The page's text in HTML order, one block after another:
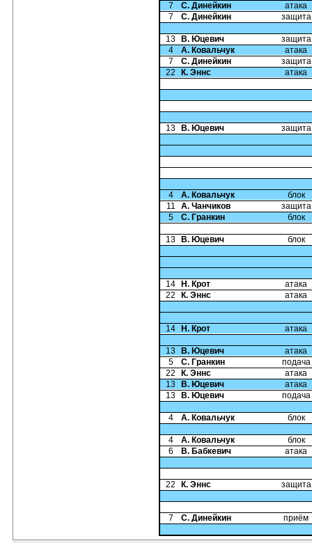
7 С. Динейкин
атака
7
С. Динейкин защита
13 В. Юцевич
защита
4
А. Ковальчук
атака
7
С. Динейкин
защита
22
К. Эннс атака
13 В. Юцевич защита
4 А. Ковальчук
блок
11
А. Чанчиков
защита
5
С. Гранкин блок
13 В. Юцевич блок
14 Н. Крот
атака
22
К. Эннс атака
14 Н. Крот атака
13 В. Юцевич
атака
5
С. Гранкин
подача
22
К. Эннс
атака
13
В. Юцевич
атака
13
В. Юцевич подача
4 А. Ковальчук блок
4 А. Ковальчук
блок
6
В. Бабкевич атака
22 К. Эннс защита
7 С. Динейкин приём